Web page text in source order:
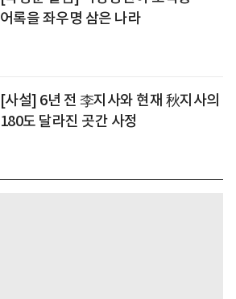
어록을 좌우명 삼은 나라
[사설] 6년 전 李지사와 현재 秋지사의
180도 달라진 곳간 사정